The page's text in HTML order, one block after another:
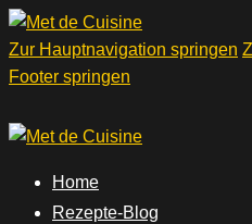
Zur Hauptnavigation springen
Footer springen
Home
Rezepte-Blog